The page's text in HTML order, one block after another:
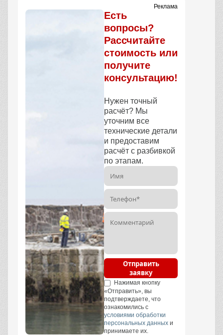
Реклама
Есть
вопросы?
Рассчитайте
стоимость или
получите
консультацию!
Нужен точный
расчёт? Мы
уточним все
технические детали
и предоставим
расчёт с разбивкой
по этапам.
Отправить
заявку
Нажимая кнопку
«Отправить», вы
подтверждаете, что
ознакомились с
условиями обработки
персональных данных и
принимаете их.